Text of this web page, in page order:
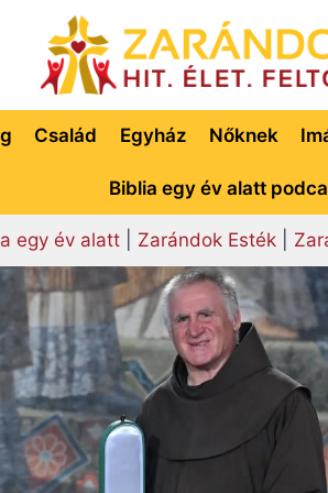
Család Egyház Nőknek
Biblia egy év alatt
egy év alatt| Zarándok Esték|